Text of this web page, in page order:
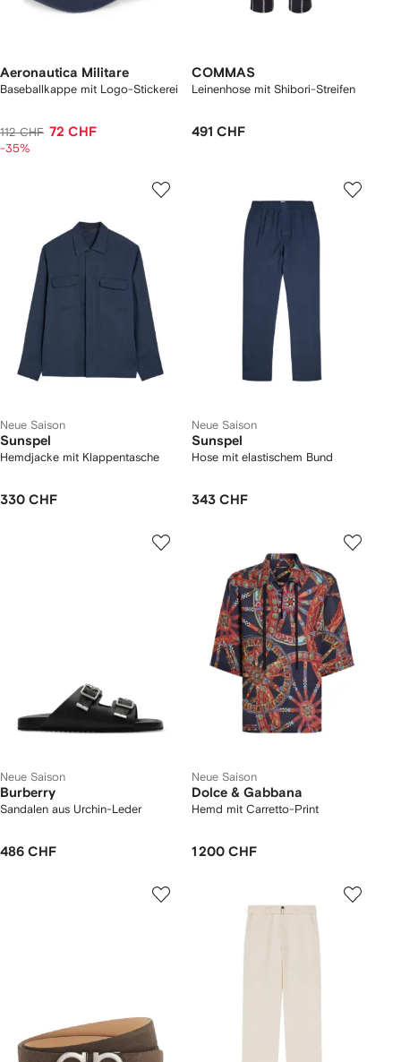
Aeronautica Militare
Baseballkappe mit Logo-Stickerei
112 CHF 72 CHF
-35%
COMMAS
Leinenhose mit Shibori-Streifen
491 CHF
Neue Saison
Sunspel
Hemdjacke mit Klappentasche
330 CHF
Neue Saison
Sunspel
Hose mit elastischem Bund
343 CHF
Neue Saison
Burberry
Sandalen aus Urchin-Leder
486 CHF
Neue Saison
Dolce & Gabbana
Hemd mit Carretto-Print
1 200 CHF